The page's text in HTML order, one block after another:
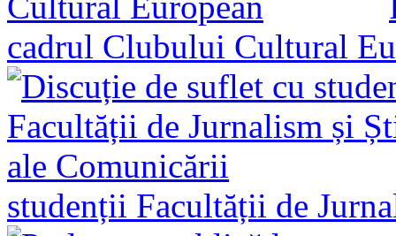
cadrul Clubului Cultural
studenții Facultății de